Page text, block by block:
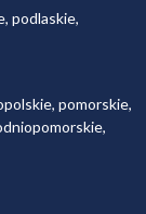
podlaskie,
pomorskie,